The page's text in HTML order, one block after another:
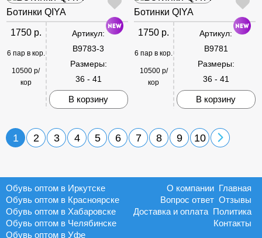
Ботинки QIYA
1750 р.
6 пар в кор.
10500 р/
кор
Артикул:
B9783-3
Размеры:
36 - 41
В корзину
Ботинки QIYA
1750 р.
6 пар в кор.
10500 р/
кор
Артикул:
B9781
Размеры:
36 - 41
В корзину
1 2 3 4 5 6 7 8 9 10
Обувь оптом в Иркутске
Обувь оптом в Красноярске
Обувь оптом в Хабаровске
Обувь оптом в Челябинске
Обувь оптом в Уфе
Главная
О компании
Отзывы
Вопрос ответ
Политика
Доставка и оплата
Контакты